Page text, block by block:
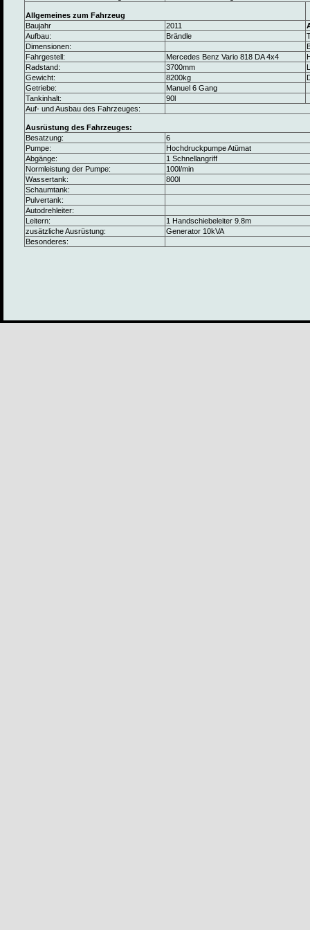
Allgemeines zum Fahrzeug
Baujahr
2011
Aufbau:
Brändle
Dimensionen:
Fahrgestell:
Mercedes Benz Vario 818 DA 4x4
Radstand:
3700mm
Gewicht:
8200kg
Getriebe:
Manuel 6 Gang
Tankinhalt:
90l
Auf- und Ausbau des Fahrzeuges:
Ausrüstung des Fahrzeuges:
Besatzung:
6
Pumpe:
Hochdruckpumpe Atümat
Abgänge:
1 Schnellangriff
Normleistung der Pumpe:
100l/min
Wassertank:
800l
Schaumtank:
Pulvertank:
Autodrehleiter:
Leitern:
1 Handschiebeleiter 9.8m
zusätzliche Ausrüstung:
Generator 10kVA
Besonderes: